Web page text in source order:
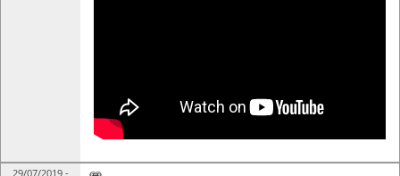
29/07/2019 -